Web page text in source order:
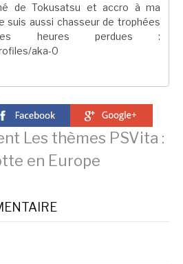
de Tokusatsu et accro à ma
suis aussi chasseur de trophées
heures perdues :
aka-0
Les thèmes PSVita :
en Europe